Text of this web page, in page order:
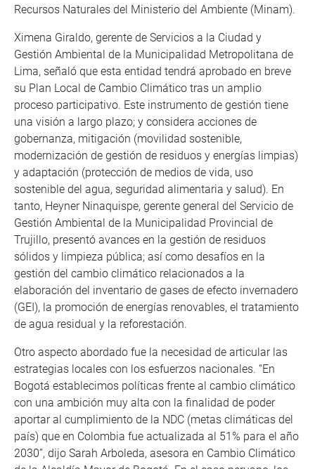
Recursos Naturales del Ministerio del Ambiente (Minam).
Ximena Giraldo, gerente de Servicios a la Ciudad y
Gestión Ambiental de la Municipalidad Metropolitana de
Lima, señaló que esta entidad tendrá aprobado en breve
su Plan Local de Cambio Climático tras un amplio
proceso participativo. Este instrumento de gestión tiene
una visión a largo plazo; y considera acciones de
gobernanza, mitigación (movilidad sostenible,
modernización de gestión de residuos y energías limpias)
y adaptación (protección de medios de vida, uso
sostenible del agua, seguridad alimentaria y salud). En
tanto, Heyner Ninaquispe, gerente general del Servicio de
Gestión Ambiental de la Municipalidad Provincial de
Trujillo, presentó avances en la gestión de residuos
sólidos y limpieza pública; así como desafíos en la
gestión del cambio climático relacionados a la
elaboración del inventario de gases de efecto invernadero
(GEI), la promoción de energías renovables, el tratamiento
de agua residual y la reforestación.
Otro aspecto abordado fue la necesidad de articular las
estrategias locales con los esfuerzos nacionales. “En
Bogotá establecimos políticas frente al cambio climático
con una ambición muy alta con la finalidad de poder
aportar al cumplimiento de la NDC (metas climáticas del
país) que en Colombia fue actualizada al 51% para el año
2030”, dijo Sarah Arboleda, asesora en Cambio Climático